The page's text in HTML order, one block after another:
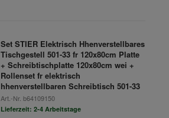
Set STIER Elektrisch Hhenverstellbares
Tischgestell 501-33 fr 120x80cm Platte
+ Schreibtischplatte 120x80cm wei +
Rollenset fr elektrisch
hhenverstellbaren Schreibtisch 501-33
Art.-Nr. b64109150
Lieferzeit: 2-4 Arbeitstage